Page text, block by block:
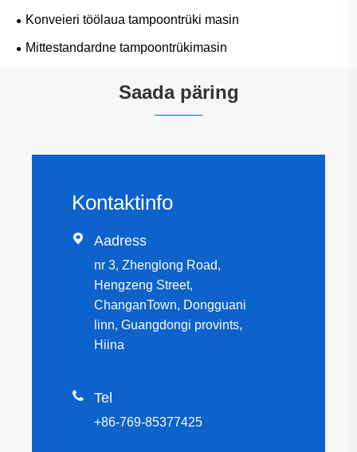
Konveieri töölaua tampoontrüki masin
Mittestandardne tampoontrükimasin
Saada päring
Kontaktinfo
 Aadress
nr 3, Zhenglong Road,
Hengzeng Street,
ChanganTown, Dongguani
linn, Guangdongi provints,
Hiina
 Tel
+86-769-85377425